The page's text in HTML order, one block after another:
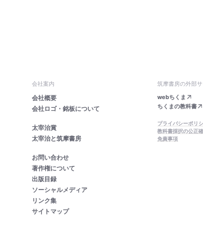
会社案内
会社概要
会社ロゴ・銘板について
太宰治賞
太宰治と筑摩書房
お問い合わせ
著作権について
出版目録
ソーシャルメディア
リンク集
サイトマップ
筑摩書房の外部サ
webちくま
ちくまの教科書
プライバシーポリ
教科書採択の公正
免責事項